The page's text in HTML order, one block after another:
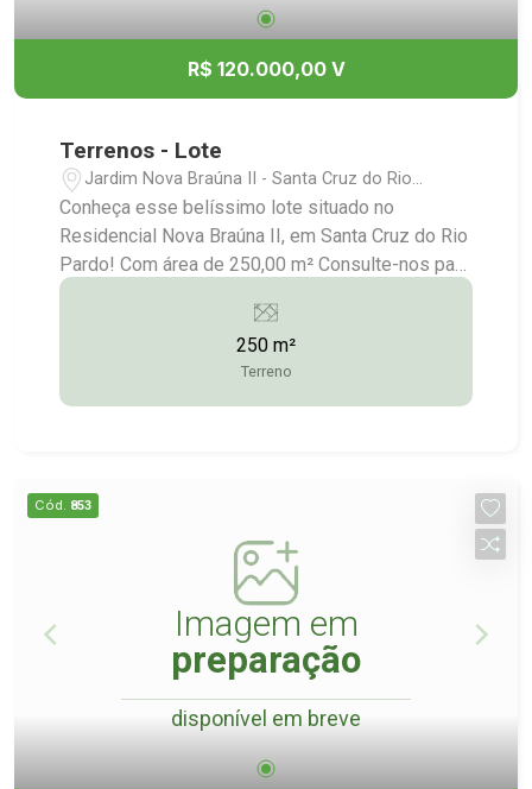
R$ 120.000,00 V
Terrenos - Lote
Jardim Nova Braúna II - Santa Cruz do Rio
Pardo/SP
Conheça esse belíssimo lote situado no
Residencial Nova Braúna II, em Santa Cruz do Rio
Pardo! Com área de 250,00 m² Consulte-nos para
maiores informações: (14) 3372-2528 / (14)
250 m²
Terreno
Cód. 853
Imagem em
preparação
disponível em breve